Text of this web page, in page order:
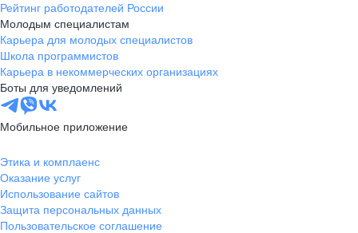
Рейтинг работодателей России
Молодым специалистам
Карьера для молодых специалистов
Школа программистов
Карьера в некоммерческих организациях
Боты для уведомлений
Мобильное приложение
Этика и комплаенс
Оказание услуг
Использование сайтов
Защита персональных данных
Пользовательское соглашение